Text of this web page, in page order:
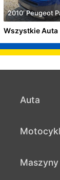
2010' Peugeot
Wszystkie Auta
Auta